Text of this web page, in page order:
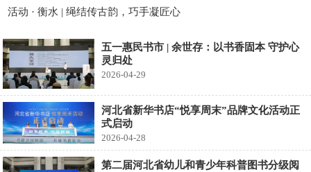
活动 · 衡水 | 绳结传古韵，巧手凝匠心
五一惠民书市 | 余世存：以书香固本 守护心
灵归处
2026-04-29
河北省新华书店“悦享周末”品牌文化活动正
式启动
2026-04-28
第二届河北省幼儿和青少年科普图书分级阅